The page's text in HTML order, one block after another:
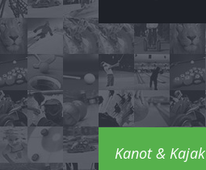
Kanot & Kajak